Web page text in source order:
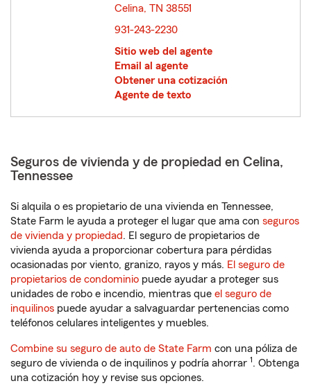
Celina, TN 38551
931-243-2230
Sitio web del agente
Email al agente
Obtener una cotización
Agente de texto
Seguros de vivienda y de propiedad en Celina,
Tennessee
Si alquila o es propietario de una vivienda en Tennessee,
State Farm le ayuda a proteger el lugar que ama con seguros
de vivienda y propiedad. El seguro de propietarios de
vivienda ayuda a proporcionar cobertura para pérdidas
ocasionadas por viento, granizo, rayos y más. El seguro de
propietarios de condominio puede ayudar a proteger sus
unidades de robo e incendio, mientras que el seguro de
inquilinos puede ayudar a salvaguardar pertenencias como
teléfonos celulares inteligentes y muebles.
Combine su seguro de auto de State Farm con una póliza de
seguro de vivienda o de inquilinos y podría ahorrar 1. Obtenga
una cotización hoy y revise sus opciones.